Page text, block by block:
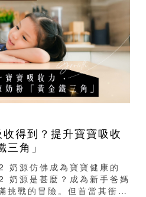
得到？提升寶寶吸收
角」
奶源仿佛成為寶寶健康的
奶源是甚麼？成為新手爸媽
挑戰的冒險。但首當其衝的